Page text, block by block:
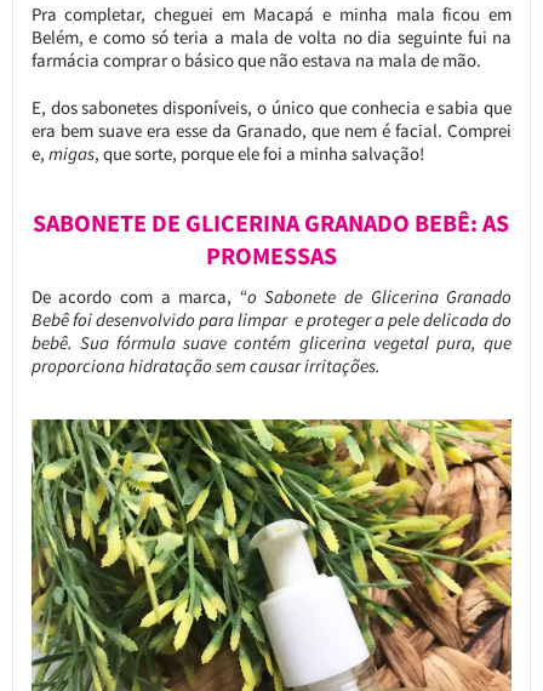
Pra completar, cheguei em Macapá e minha mala ficou em
Belém, e como só teria a mala de volta no dia seguinte fui na
farmácia comprar o básico que não estava na mala de mão.
E, dos sabonetes disponíveis, o único que conhecia e sabia que
era bem suave era esse da Granado, que nem é facial. Comprei
e, migas, que sorte, porque ele foi a minha salvação!
SABONETE DE GLICERINA GRANADO BEBÊ: AS
PROMESSAS
De acordo com a marca, “o Sabonete de Glicerina Granado
Bebê foi desenvolvido para limpar e proteger a pele delicada do
bebê. Sua fórmula suave contém glicerina vegetal pura, que
proporciona hidratação sem causar irritações.